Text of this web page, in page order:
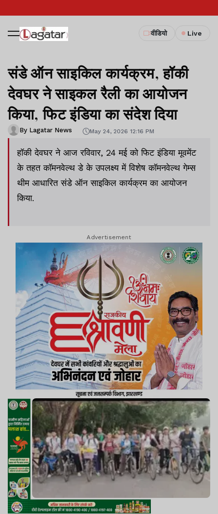
वीडियो Live
संडे ऑन साइकिल कार्यक्रम, हॉकी
देवघर ने साइकल रैली का आयोजन
किया, फिट इंडिया का संदेश दिया
By Lagatar News May 24, 2026 12:16 PM
हॉकी देवघर ने आज रविवार, 24 मई को फिट इंडिया मूवमेंट
के तहत कॉमनवेल्थ डे के उपलक्ष्य में विशेष कॉमनवेल्थ गेम्स
थीम आधारित संडे ऑन साइकिल कार्यक्रम का आयोजन
किया.
Advertisement